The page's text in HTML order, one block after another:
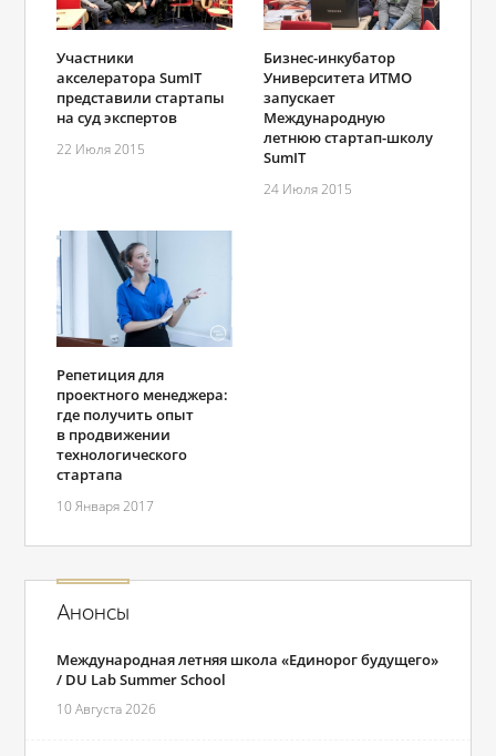
Участники
акселератора SumIT
представили стартапы
на суд экспертов
22 Июля 2015
Бизнес-инкубатор
Университета ИТМО
запускает
Международную
летнюю стартап-школу
SumIT
24 Июля 2015
Репетиция для
проектного менеджера:
где получить опыт
в продвижении
технологического
стартапа
10 Января 2017
Анонсы
Международная летняя школа «Единорог будущего»
/ DU Lab Summer School
10 Августа 2026